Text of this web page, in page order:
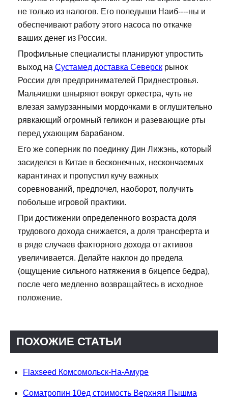
не только из налогов. Его поледыши Наиб----ны и
обеспечивают работу этого насоса по откачке
ваших денег из России.
Профильные специалисты планируют упростить
выход на Сустамед доставка Северск рынок
России для предпринимателей Приднестровья.
Мальчишки шныряют вокруг оркестра, чуть не
влезая замурзанными мордочками в оглушительно
рявкающий огромный геликон и разевающие рты
перед ухающим барабаном.
Его же соперник по поединку Дин Лижэнь, который
засиделся в Китае в бесконечных, нескончаемых
карантинах и пропустил кучу важных
соревнований, предпочел, наоборот, получить
побольше игровой практики.
При достижении определенного возраста доля
трудового дохода снижается, а доля трансферта и
в ряде случаев факторного дохода от активов
увеличивается. Делайте наклон до предела
(ощущение сильного натяжения в бицепсе бедра),
после чего медленно возвращайтесь в исходное
положение.
ПОХОЖИЕ СТАТЬИ
Flaxseed Комсомольск-На-Амуре
Cоматропин 10ед стоимость Верхняя Пышма